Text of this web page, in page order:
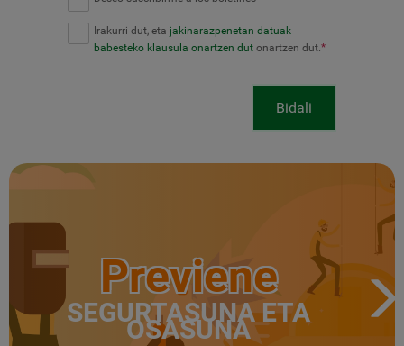
Irakurri dut, eta jakinarazpenetan datuak
babesteko klausula onartzen dut onartzen dut.*
Bidali
Previene
SEGURTASUNA ETA
OSASUNA